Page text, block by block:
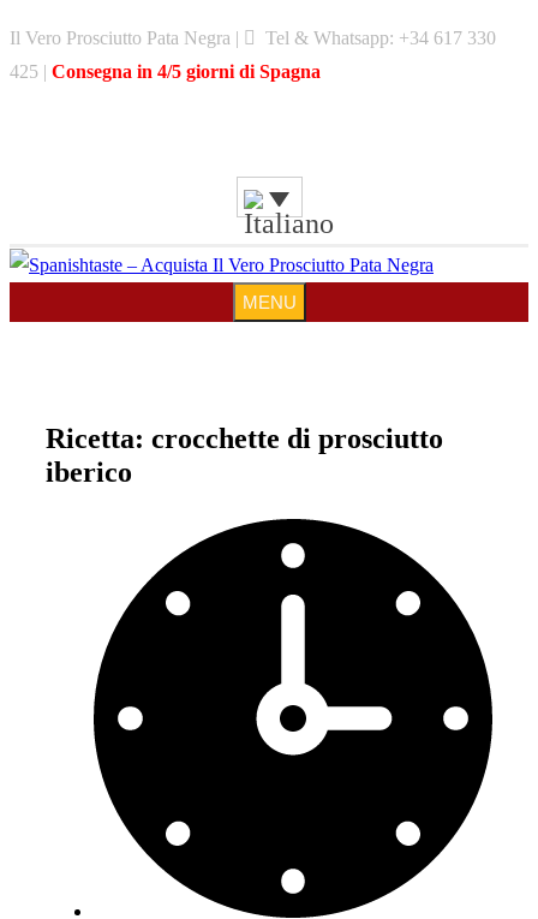
Il Vero Prosciutto Pata Negra |
Tel & Whatsapp: +34 617 330
425 | Consegna in 4/5 giorni di Spagna
MENU
MENU
Ricetta: crocchette di prosciutto
iberico